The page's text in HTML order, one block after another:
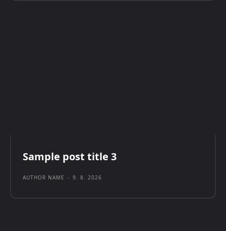
Sample post title 3
AUTHOR NAME - 9. 8. 2026